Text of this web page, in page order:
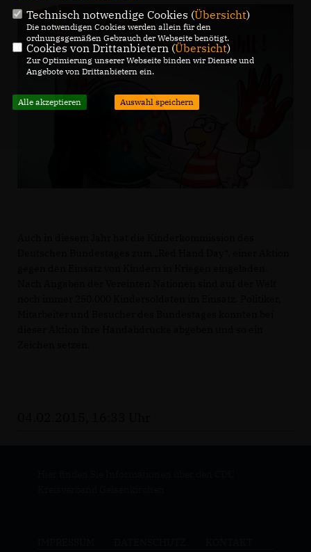
Technisch notwendige Cookies (Übersicht)
Die notwendigen Cookies werden allein für den
ordnungsgemäßen Gebrauch der Webseite benötigt.
Cookies von Drittanbietern (Übersicht)
Zur Optimierung unserer Webseite binden wir Dienste und
Angebote von Drittanbietern ein.
Alle akzeptieren Auswahl speichern